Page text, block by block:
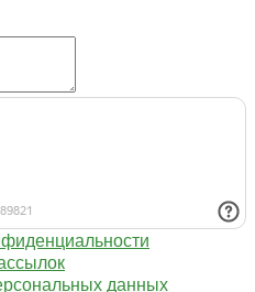
данных